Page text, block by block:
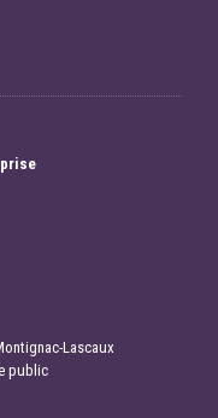
Lascaux
public